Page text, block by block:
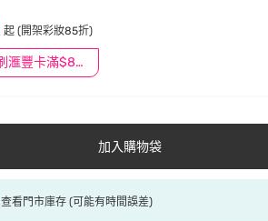
刷滙豐卡滿$888送3萬點
起 (開架彩妝85折)
加入購物袋
查看門市庫存 (可能有時間誤差)